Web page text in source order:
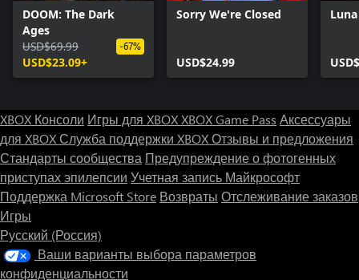
DOOM: The Dark
Ages
USD$69.99
USD$23.09+
-67%
Sorry We're Closed
USD$24.99
XBOX Консоли Игры для XBOXXBOX Game Pass Аксессуары
для XBOXСлужба поддержки XBOXОтзывы и предложения
Стандарты сообщества Предупреждение о фотогенных
приступах эпилепсии Учетная запись Майкрософт
Поддержка Microsoft Store Возвраты Отслеживание заказов
Игры
Русский (Россия)
Ваши варианты выбора параметров
конфиденциальности